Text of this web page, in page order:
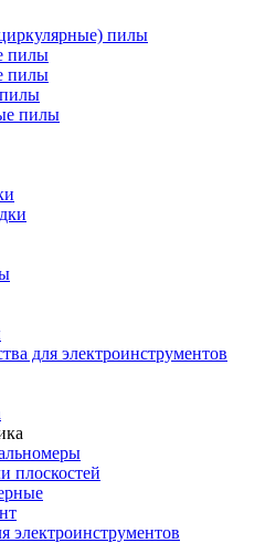
пилы
пилы
пилы
пилы
для электроинструментов
плоскостей
электроинструментов